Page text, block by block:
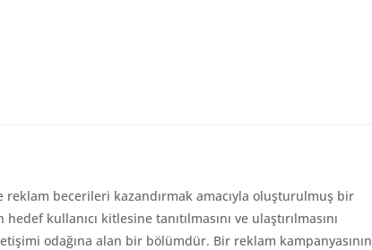
reklam becerileri kazandırmak amacıyla oluşturulmuş bir
kullanıcı kitlesine tanıtılmasını ve ulaştırılmasını
odağına alan bir bölümdür. Bir reklam kampanyasının